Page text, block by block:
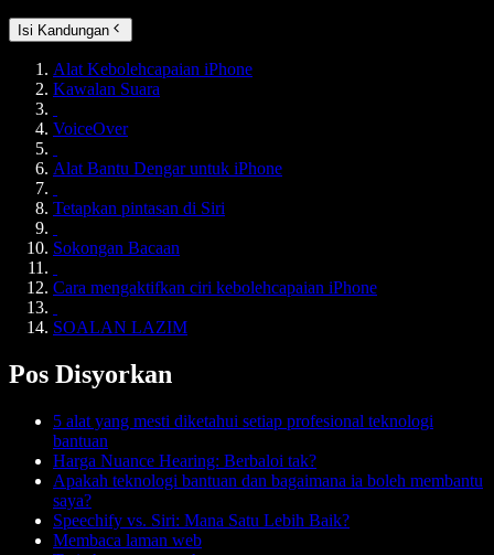
Isi Kandungan
Alat Kebolehcapaian iPhone
Kawalan Suara
VoiceOver
Alat Bantu Dengar untuk iPhone
Tetapkan pintasan di Siri
Sokongan Bacaan
Cara mengaktifkan ciri kebolehcapaian iPhone
SOALAN LAZIM
Pos Disyorkan
5 alat yang mesti diketahui setiap profesional teknologi
bantuan
Harga Nuance Hearing: Berbaloi tak?
Apakah teknologi bantuan dan bagaimana ia boleh membantu
saya?
Speechify vs. Siri: Mana Satu Lebih Baik?
Membaca laman web